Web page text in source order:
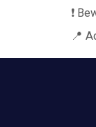
❗️
📍